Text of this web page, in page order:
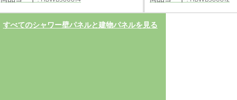
すべてのシャワー壁パネルと建物パネルを見る